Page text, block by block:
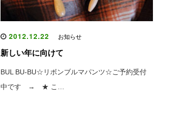
2012.12.22 お知らせ
新しい年に向けて
BUL BU-BU☆リボンブルマパンツ☆ご予約受付
中です → ★ こ…